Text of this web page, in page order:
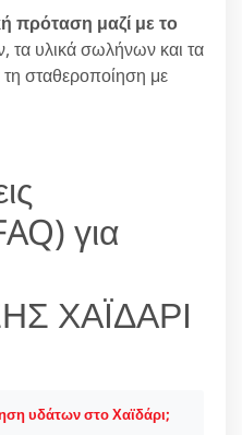
πρόταση μαζί με το
τα υλικά σωλήνων και τα
τη σταθεροποίηση με
για
ΧΑΪΔΑΡΙ
υδάτων στο Χαϊδάρι;